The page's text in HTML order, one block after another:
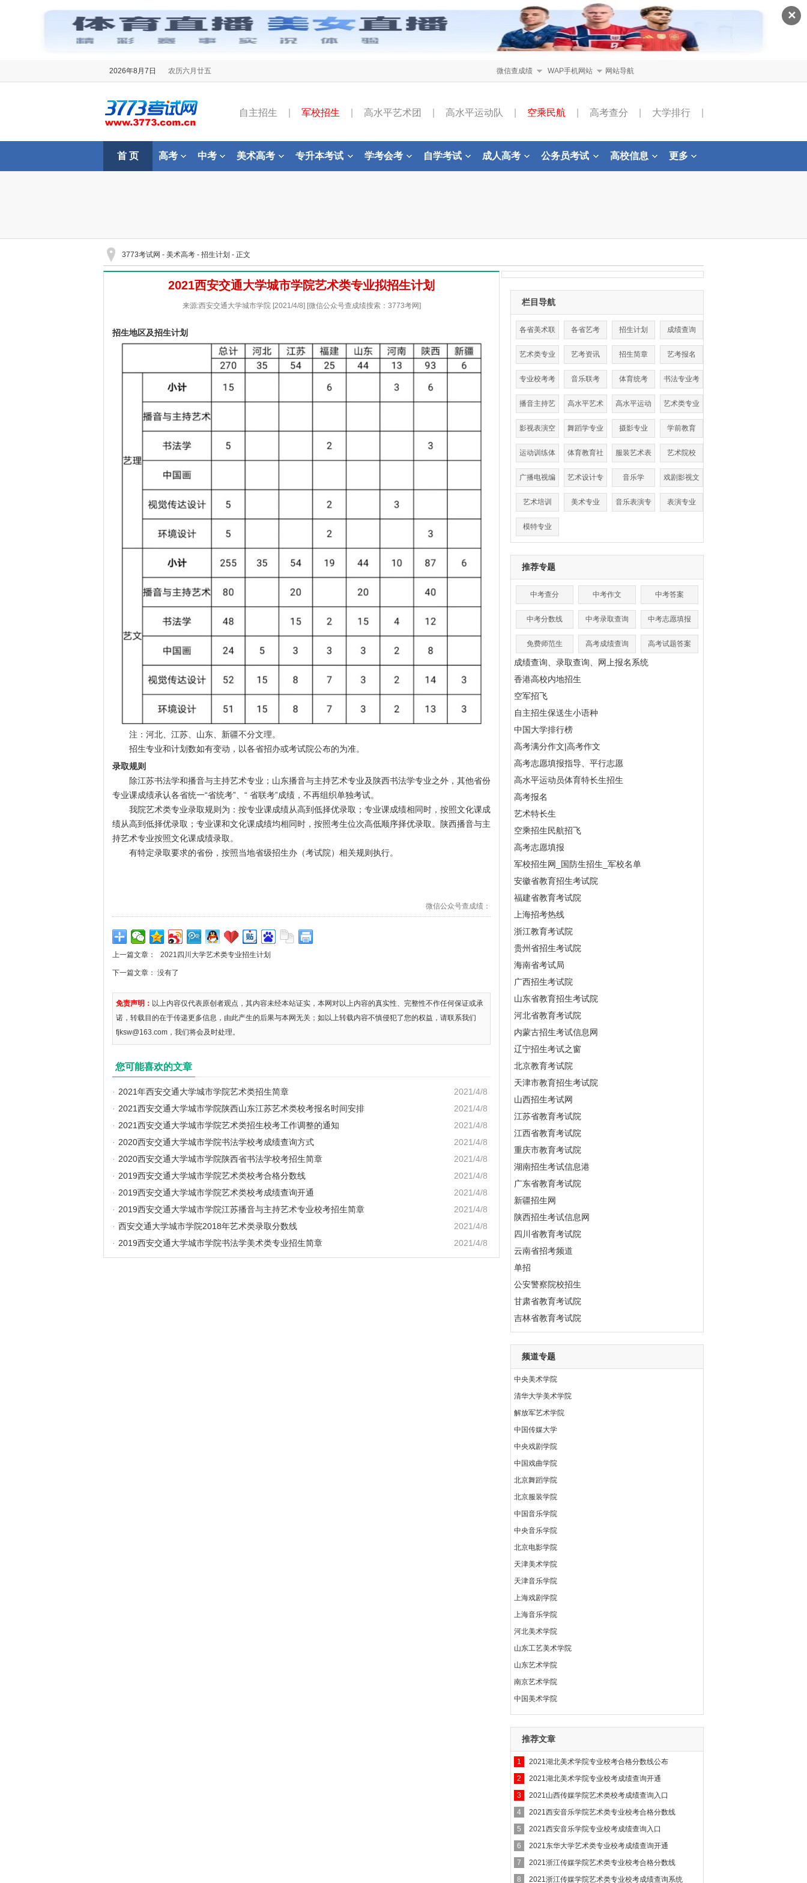
✕
2026年8月7日 农历六月廿五 微信查成绩 WAP手机网站 网站导航
自主招生 军校招生 高水平艺术团 高水平运动队 空乘民航 高考查分 大学排行
首 页 高考 中考 美术高考 专升本考试 学考会考 自学考试 成人高考 公务员考试 高校信息 更多
3773考试网 - 美术高考 - 招生计划 - 正文
2021西安交通大学城市学院艺术类专业拟招生计划
来源:西安交通大学城市学院 [2021/4/8] [微信公众号查成绩搜索：3773考网]
招生地区及招生计划
注：河北、江苏、山东、新疆不分文理。
招生专业和计划数如有变动，以各省招办或考试院公布的为准。
录取规则
除江苏书法学和播音与主持艺术专业；山东播音与主持艺术专业及陕西书法学专业之外，其他省份
专业课成绩承认各省统一“省统考”、“ 省联考”成绩，不再组织单独考试。
我院艺术类专业录取规则为：按专业课成绩从高到低择优录取；专业课成绩相同时，按照文化课成
绩从高到低择优录取；专业课和文化课成绩均相同时，按照考生位次高低顺序择优录取。陕西播音与主
持艺术专业按照文化课成绩录取。
有特定录取要求的省份，按照当地省级招生办（考试院）相关规则执行。
微信公众号查成绩：
上一篇文章： 2021四川大学艺术类专业招生计划
下一篇文章： 没有了
免责声明： 以上内容仅代表原创者观点，其内容未经本站证实，本网对以上内容的真实性、完整性不作任何保证或承
诺，转载目的在于传递更多信息，由此产生的后果与本网无关；如以上转载内容不慎侵犯了您的权益，请联系我们
fjksw@163.com，我们将会及时处理。
您可能喜欢的文章
2021/4/8
· 2021年西安交通大学城市学院艺术类招生简章
2021/4/8
· 2021西安交通大学城市学院陕西山东江苏艺术类校考报名时间安排
2021/4/8
· 2021西安交通大学城市学院艺术类招生校考工作调整的通知
2021/4/8
· 2020西安交通大学城市学院书法学校考成绩查询方式
2021/4/8
· 2020西安交通大学城市学院陕西省书法学校考招生简章
2021/4/8
· 2019西安交通大学城市学院艺术类校考合格分数线
2021/4/8
· 2019西安交通大学城市学院艺术类校考成绩查询开通
2021/4/8
· 2019西安交通大学城市学院江苏播音与主持艺术专业校考招生简章
2021/4/8
· 西安交通大学城市学院2018年艺术类录取分数线
2021/4/8
· 2019西安交通大学城市学院书法学美术类专业招生简章
栏目导航
各省美术联
考
各省艺考 招生计划 成绩查询
艺术类专业
分数线
艺考资讯 招生简章 艺考报名
专业校考考
点
音乐联考 体育统考 书法专业考
试
播音主持艺
术
高水平艺术
团
高水平运动
队
艺术类专业
影视表演空
乘
舞蹈学专业 摄影专业 学前教育
运动训练体
育单招
体育教育社
会体育
服装艺术表
演
艺术院校
广播电视编
导
艺术设计专
业
音乐学 戏剧影视文
学
艺术培训
美术专业 音乐表演专 表演专业
模特专业
推荐专题
中考查分 中考作文 中考答案
中考分数线 中考录取查询 中考志愿填报
免费师范生 高考成绩查询 高考试题答案
成绩查询、录取查询、网上报名系统
香港高校内地招生
空军招飞
自主招生保送生小语种
中国大学排行榜
高考满分作文|高考作文
高考志愿填报指导、平行志愿
高水平运动员体育特长生招生
高考报名
艺术特长生
空乘招生民航招飞
高考志愿填报
军校招生网_国防生招生_军校名单
安徽省教育招生考试院
福建省教育考试院
上海招考热线
浙江教育考试院
贵州省招生考试院
海南省考试局
广西招生考试院
山东省教育招生考试院
河北省教育考试院
内蒙古招生考试信息网
辽宁招生考试之窗
北京教育考试院
天津市教育招生考试院
山西招生考试网
江苏省教育考试院
江西省教育考试院
重庆市教育考试院
湖南招生考试信息港
广东省教育考试院
新疆招生网
陕西招生考试信息网
四川省教育考试院
云南省招考频道
单招
公安警察院校招生
甘肃省教育考试院
吉林省教育考试院
频道专题
中央美术学院
清华大学美术学院
解放军艺术学院
中国传媒大学
中央戏剧学院
中国戏曲学院
北京舞蹈学院
北京服装学院
中国音乐学院
中央音乐学院
北京电影学院
天津美术学院
天津音乐学院
上海戏剧学院
上海音乐学院
河北美术学院
山东工艺美术学院
山东艺术学院
南京艺术学院
中国美术学院
推荐文章
1
2021湖北美术学院专业校考合格分数线公布
2
2021湖北美术学院专业校考成绩查询开通
3
2021山西传媒学院艺术类校考成绩查询入口
4
2021西安音乐学院艺术类专业校考合格分数线
5
2021西安音乐学院专业校考成绩查询入口
6
2021东华大学艺术类专业校考成绩查询开通
7
2021浙江传媒学院艺术类专业校考合格分数线
8
2021浙江传媒学院艺术类专业校考成绩查询系统